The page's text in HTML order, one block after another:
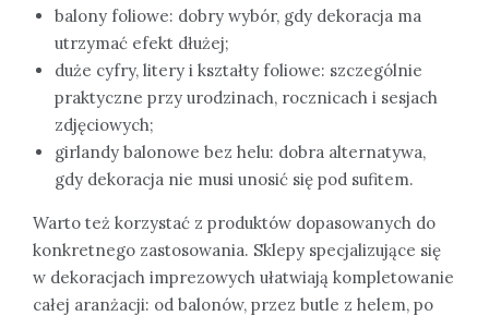
balony foliowe: dobry wybór, gdy dekoracja ma
utrzymać efekt dłużej;
duże cyfry, litery i kształty foliowe: szczególnie
praktyczne przy urodzinach, rocznicach i sesjach
zdjęciowych;
girlandy balonowe bez helu: dobra alternatywa,
gdy dekoracja nie musi unosić się pod sufitem.
Warto też korzystać z produktów dopasowanych do
konkretnego zastosowania. Sklepy specjalizujące się
w dekoracjach imprezowych ułatwiają kompletowanie
całej aranżacji: od balonów, przez butle z helem, po